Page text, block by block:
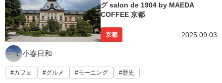
グ salon de 1904 by MAEDA
COFFEE 京都
京都 2025.09.03
小春日和
カフェ グルメ モーニング 歴史